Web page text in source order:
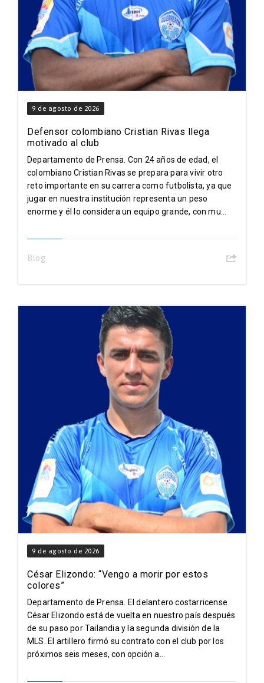
9 de agosto de 2026
Defensor colombiano Cristian Rivas llega
motivado al club
Departamento de Prensa. Con 24 años de edad, el
colombiano Cristian Rivas se prepara para vivir otro
reto importante en su carrera como futbolista, ya que
jugar en nuestra institución representa un peso
enorme y él lo considera un equipo grande, con mu...
Blog
9 de agosto de 2026
César Elizondo: “Vengo a morir por estos
colores”
Departamento de Prensa. El delantero costarricense
César Elizondo está de vuelta en nuestro país después
de su paso por Tailandia y la segunda división de la
MLS. El artillero firmó su contrato con el club por los
próximos seis meses, con opción a...